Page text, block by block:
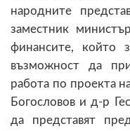
народните
заместник
финансите, който
възможност да
работа по проекта
Богословов и д-р
да представят